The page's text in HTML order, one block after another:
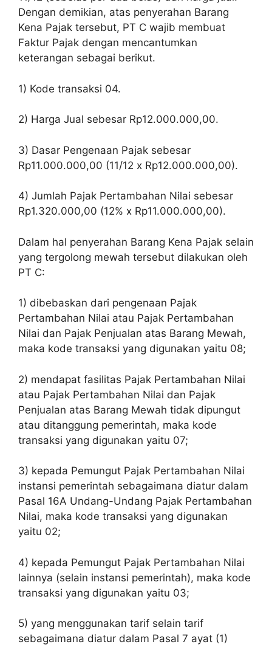
Dengan demikian, atas penyerahan Barang
Kena Pajak tersebut, PT C wajib membuat
Faktur Pajak dengan mencantumkan
keterangan sebagai berikut.
1) Kode transaksi 04.
2) Harga Jual sebesar Rp12.000.000,00.
3) Dasar Pengenaan Pajak sebesar
Rp11.000.000,00 (11/12 x Rp12.000.000,00).
4) Jumlah Pajak Pertambahan Nilai sebesar
Rp1.320.000,00 (12% x Rp11.000.000,00).
Dalam hal penyerahan Barang Kena Pajak selain
yang tergolong mewah tersebut dilakukan oleh
PT C:
1) dibebaskan dari pengenaan Pajak
Pertambahan Nilai atau Pajak Pertambahan
Nilai dan Pajak Penjualan atas Barang Mewah,
maka kode transaksi yang digunakan yaitu 08;
2) mendapat fasilitas Pajak Pertambahan Nilai
atau Pajak Pertambahan Nilai dan Pajak
Penjualan atas Barang Mewah tidak dipungut
atau ditanggung pemerintah, maka kode
transaksi yang digunakan yaitu 07;
3) kepada Pemungut Pajak Pertambahan Nilai
instansi pemerintah sebagaimana diatur dalam
Pasal 16A Undang-Undang Pajak Pertambahan
Nilai, maka kode transaksi yang digunakan
yaitu 02;
4) kepada Pemungut Pajak Pertambahan Nilai
lainnya (selain instansi pemerintah), maka kode
transaksi yang digunakan yaitu 03;
5) yang menggunakan tarif selain tarif
sebagaimana diatur dalam Pasal 7 ayat (1)